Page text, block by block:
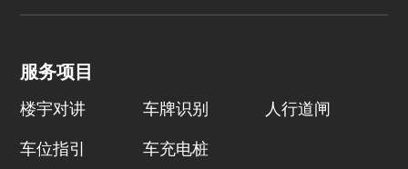
服务项目
楼宇对讲 车牌识别 人行道闸
车位指引 车充电桩